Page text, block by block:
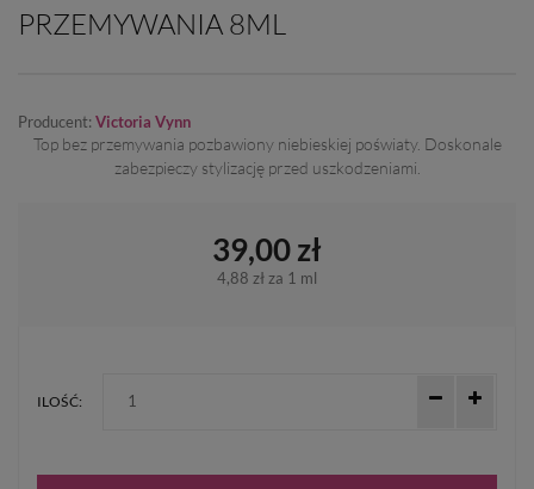
PRZEMYWANIA 8ML
Producent: Victoria Vynn
Top bez przemywania pozbawiony niebieskiej poświaty. Doskonale
zabezpieczy stylizację przed uszkodzeniami.
39,00 zł
4,88 zł za 1 ml
ILOŚĆ: